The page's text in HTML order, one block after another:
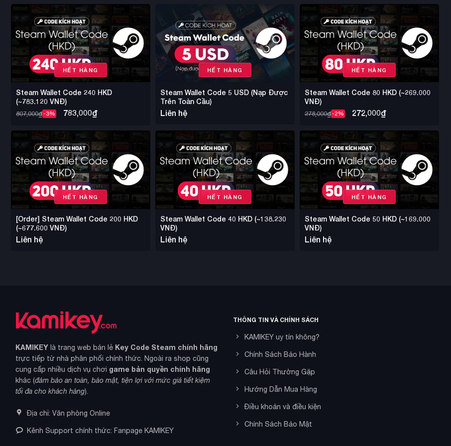
HẾT HÀNG
Steam Wallet Code 240 HKD
(~783.120 VNĐ)
807,000₫-3% 783,000₫
HẾT HÀNG
Steam Wallet Code 5 USD (Nạp Được
Trên Toàn Cầu)
Liên hệ
HẾT HÀNG
Steam Wallet Code 80 HKD (~269.000
VNĐ)
278,000₫-2% 272,000₫
HẾT HÀNG
[Order] Steam Wallet Code 200 HKD
(~677.600 VNĐ)
Liên hệ
HẾT HÀNG
Steam Wallet Code 40 HKD (~138.230
VNĐ)
Liên hệ
HẾT HÀNG
Steam Wallet Code 50 HKD (~169.000
VNĐ)
Liên hệ
KAMIKEYlà trang web bán lẻ Key Code Steam chính hãng
trực tiếp từ nhà phân phối chính thức. Ngoài ra shop cũng
cung cấp nhiều dịch vụ chơi game bản quyền chính hãng
khác (đảm bảo an toàn, bảo mật, tiện lợi với mức giá tiết kiệm
tối đa cho khách hàng).
Địa chỉ: Văn phòng Online
Kênh Support chính thức: Fanpage KAMIKEY
THÔNG TIN VÀ CHÍNH SÁCH
KAMIKEY uy tín không?
Chính Sách Bảo Hành
Câu Hỏi Thường Gặp
Hướng Dẫn Mua Hàng
Điều khoản và điều kiện
Chính Sách Bảo Mật